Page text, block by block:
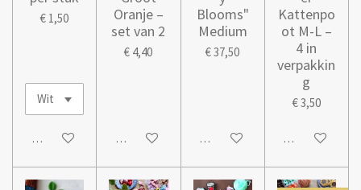
€ 1,50
In winkelwagen
Oranje –
set van 2
€ 4,40
In winkelwagen
Blooms"
Medium
€ 37,50
In winkelwagen
Kattenpo
ot M-L –
4 in
verpakkin
g
€ 3,50
In winkelwagen